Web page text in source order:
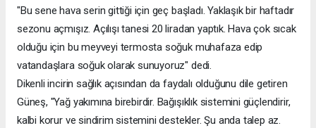
"Bu sene hava serin gittiği için geç başladı. Yaklaşık bir haftadır
sezonu açmışız. Açılışı tanesi 20 liradan yaptık. Hava çok sıcak
olduğu için bu meyveyi termosta soğuk muhafaza edip
vatandaşlara soğuk olarak sunuyoruz" dedi.
Dikenli incirin sağlık açısından da faydalı olduğunu dile getiren
Güneş, "Yağ yakımına birebirdir. Bağışıklık sistemini güçlendirir,
kalbi korur ve sindirim sistemini destekler. Şu anda talep az.